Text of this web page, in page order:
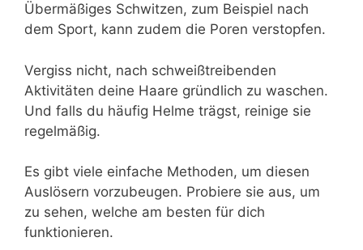
Übermäßiges Schwitzen, zum Beispiel nach
dem Sport, kann zudem die Poren verstopfen.
Vergiss nicht, nach schweißtreibenden
Aktivitäten deine Haare gründlich zu waschen.
Und falls du häufig Helme trägst, reinige sie
regelmäßig.
Es gibt viele einfache Methoden, um diesen
Auslösern vorzubeugen. Probiere sie aus, um
zu sehen, welche am besten für dich
funktionieren.